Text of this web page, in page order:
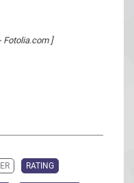
Fotolia.com ]
RATING